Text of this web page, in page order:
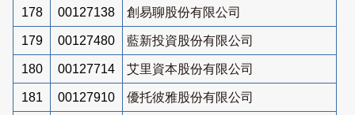
178 00127138 創易聊股份有限公司
179 00127480 藍新投資股份有限公司
180 00127714 艾里資本股份有限公司
181 00127910 優托彼雅股份有限公司